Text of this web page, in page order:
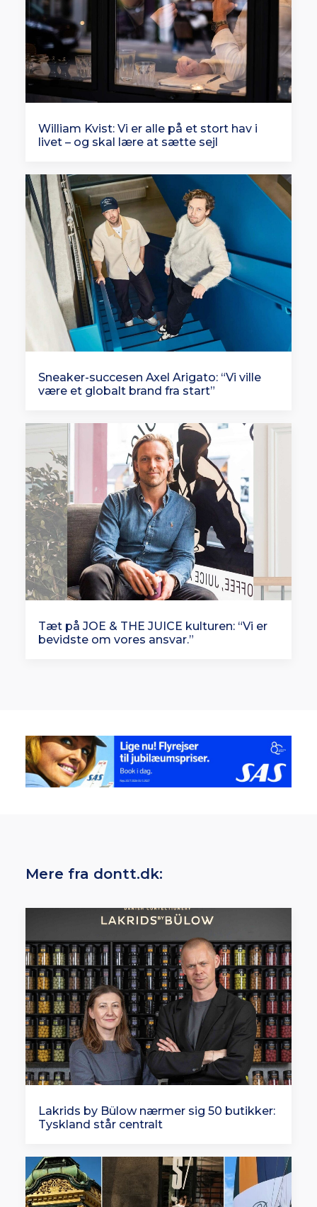
William Kvist: Vi er alle på et stort hav i
livet – og skal lære at sætte sejl
Sneaker-succesen Axel Arigato: “Vi ville
være et globalt brand fra start”
Tæt på JOE & THE JUICE kulturen: “Vi er
bevidste om vores ansvar.”
Mere fra dontt.dk:
Lakrids by Bülow nærmer sig 50 butikker:
Tyskland står centralt